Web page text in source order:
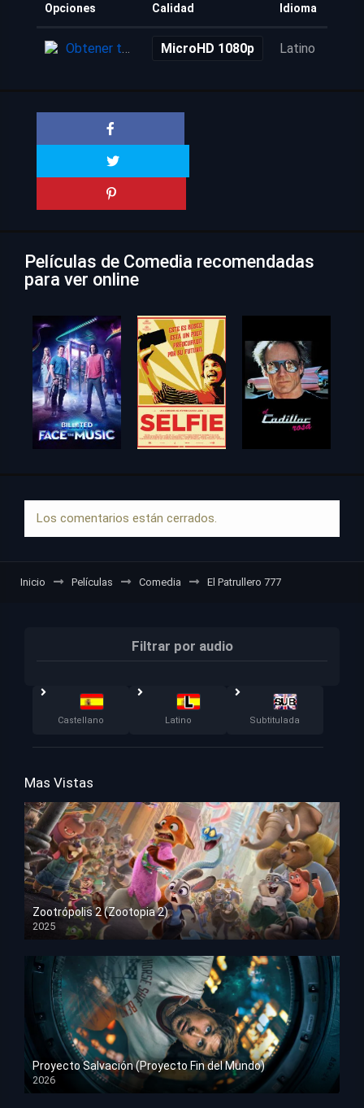
Opciones Calidad Idioma
Obtener torrent MicroHD 1080p Latino
Películas de Comedia recomendadas
para ver online
Los comentarios están cerrados.
Inicio Películas Comedia El Patrullero 777
Filtrar por audio
Castellano Latino Subtitulada
Mas Vistas
Zootrópolis 2 (Zootopia 2)
2025
HD 1080p
Proyecto Salvación (Proyecto Fin del Mundo)
2026
HD 1080p